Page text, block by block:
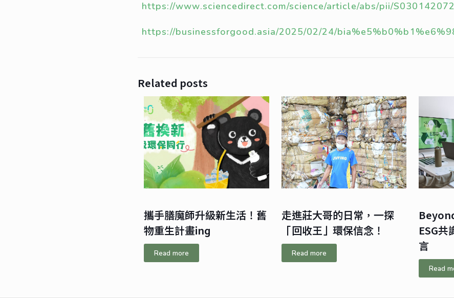
https://www.sciencedirect.com/science/article/abs/pii/
https://businessforgood.asia/2025/02/24/
Related posts
攜手膳魔師升級新生活！舊
物重生計畫ing
Read more
走進莊大哥的日常，一探
「回收王」環保信念！
Read more
ESG共
言
Read